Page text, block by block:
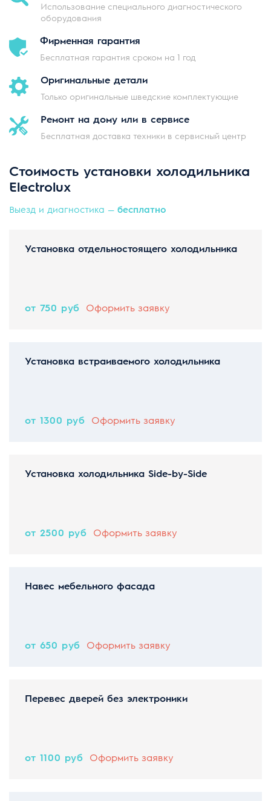
Использование специального диагностического
оборудования
Фирменная гарантия
Бесплатная гарантия сроком на 1 год
Оригинальные детали
Только оригинальные шведские комплектующие
Ремонт на дому или в сервисе
Бесплатная доставка техники в сервисный центр
Стоимость установки холодильника
Electrolux
Выезд и диагностика — бесплатно
Установка отдельностоящего холодильника
от 750 руб Оформить заявку
Установка встраиваемого холодильника
от 1300 руб Оформить заявку
Установка холодильника Side-by-Side
от 2500 руб Оформить заявку
Навес мебельного фасада
от 650 руб Оформить заявку
Перевес дверей без электроники
от 1100 руб Оформить заявку